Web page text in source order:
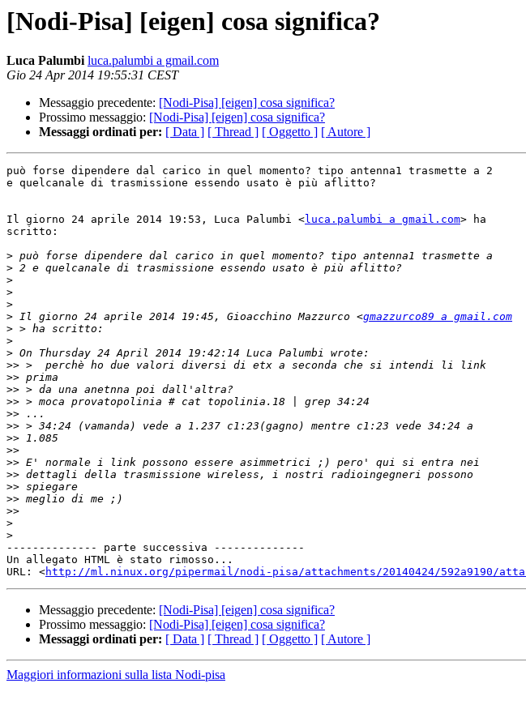
[Nodi-Pisa] [eigen] cosa significa?
Luca Palumbi luca.palumbi a gmail.com
Gio 24 Apr 2014 19:55:31 CEST
Messaggio precedente: [Nodi-Pisa] [eigen] cosa significa?
Prossimo messaggio: [Nodi-Pisa] [eigen] cosa significa?
Messaggi ordinati per: [ Data ] [ Thread ] [ Oggetto ] [ Autore ]
può forse dipendere dal carico in quel momento? tipo antenna1 trasmette a 2
e quelcanale di trasmissione essendo usato è più aflitto?
Il giorno 24 aprile 2014 19:53, Luca Palumbi <luca.palumbi a gmail.com> ha
scritto:
>
>
>
>
>
> Il giorno 24 aprile 2014 19:45, Gioacchino Mazzurco <gmazzurco89 a gmail.com
>
>
>
>>
>>
>>
>>
>>
>>
>>
>>
>>
>>
>>
>>
>>
>
>
-------------- parte successiva --------------
Un allegato HTML è stato rimosso...
URL: <http://ml.ninux.org/pipermail/nodi-pisa/attachments/20140424/592a9190/
Messaggio precedente: [Nodi-Pisa] [eigen] cosa significa?
Prossimo messaggio: [Nodi-Pisa] [eigen] cosa significa?
Messaggi ordinati per: [ Data ] [ Thread ] [ Oggetto ] [ Autore ]
Maggiori informazioni sulla lista Nodi-pisa